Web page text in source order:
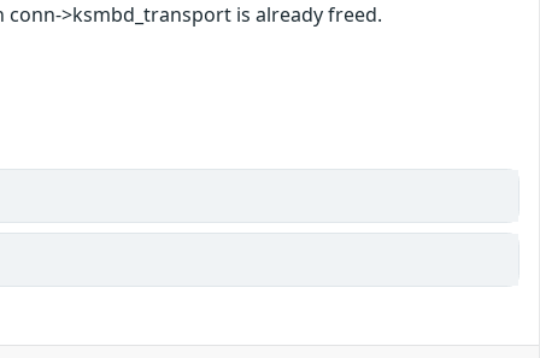
conn->ksmbd_transport is already freed.